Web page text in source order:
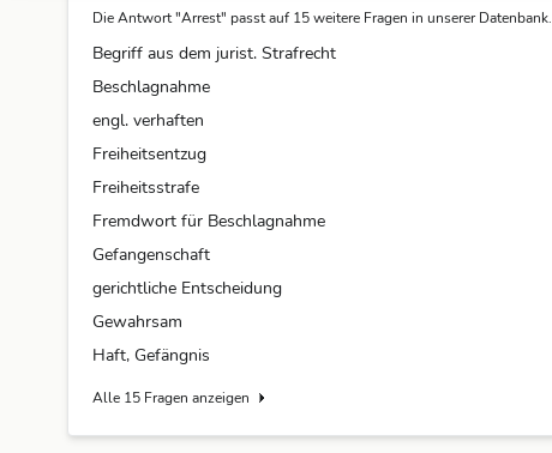
Die Antwort "Arrest" passt auf 15 weitere Fragen in unserer Datenbank.
Begriff aus dem jurist. Strafrecht
Beschlagnahme
engl. verhaften
Freiheitsentzug
Freiheitsstrafe
Fremdwort für Beschlagnahme
Gefangenschaft
gerichtliche Entscheidung
Gewahrsam
Haft, Gefängnis
Alle 15 Fragen anzeigen